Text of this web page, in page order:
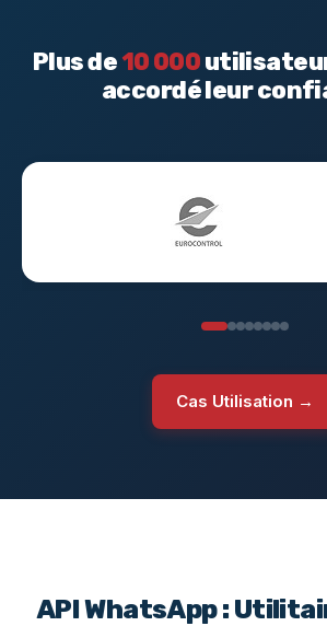
Plus de10 000
accordé leur
Cas Utilisation →
API WhatsApp :